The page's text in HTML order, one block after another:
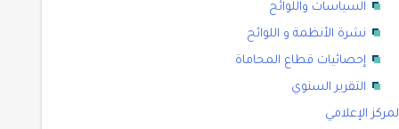
السياسات واللوائح
نشرة الأنظمة و اللوائح
إحصائيات قطاع المحاماة
التقرير السنوي
الإعلامي